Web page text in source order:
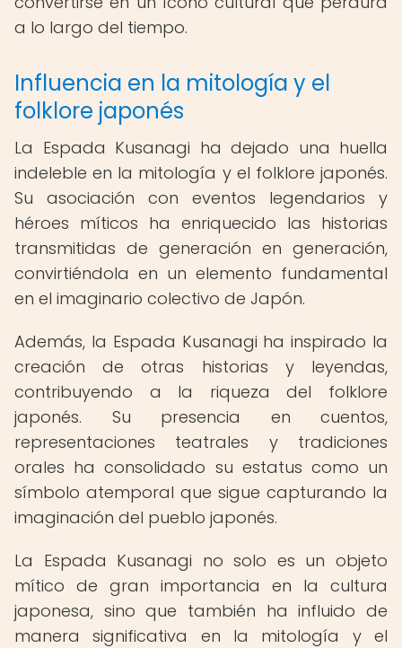
a lo largo del tiempo.
Influencia en la mitología y el
folklore japonés
La Espada Kusanagi ha dejado una huella
indeleble en la mitología y el folklore japonés.
Su asociación con eventos legendarios y
héroes míticos ha enriquecido las historias
transmitidas de generación en generación,
convirtiéndola en un elemento fundamental
en el imaginario colectivo de Japón.
Además, la Espada Kusanagi ha inspirado la
creación de otras historias y leyendas,
contribuyendo a la riqueza del folklore
japonés. Su presencia en cuentos,
representaciones teatrales y tradiciones
orales ha consolidado su estatus como un
símbolo atemporal que sigue capturando la
imaginación del pueblo japonés.
La Espada Kusanagi no solo es un objeto
mítico de gran importancia en la cultura
japonesa, sino que también ha influido de
manera significativa en la mitología y el